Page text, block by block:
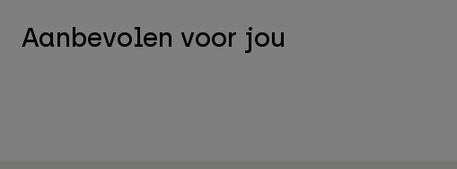
Aanbevolen voor jou